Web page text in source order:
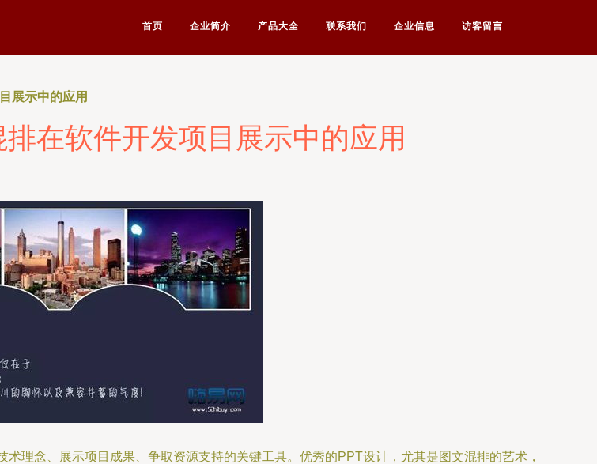
首页 企业简介 产品大全 联系我们 企业信息 访客留言
展示中的应用
在软件开发项目展示中的应用
理念、展示项目成果、争取资源支持的关键工具。优秀的PPT设计，尤其是图文混排的艺术，